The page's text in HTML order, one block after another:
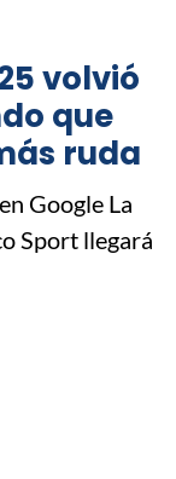
volvió
que
ruda
Google La
Sport llegará